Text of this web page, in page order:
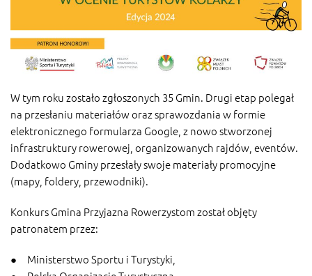
W tym roku zostało zgłoszonych 35 Gmin. Drugi etap polegał
na przesłaniu materiałów oraz sprawozdania w formie
elektronicznego formularza Google, z nowo stworzonej
infrastruktury rowerowej, organizowanych rajdów, eventów.
Dodatkowo Gminy przesłały swoje materiały promocyjne
(mapy, foldery, przewodniki).
Konkurs Gmina Przyjazna Rowerzystom został objęty
patronatem przez:
● Ministerstwo Sportu i Turystyki,